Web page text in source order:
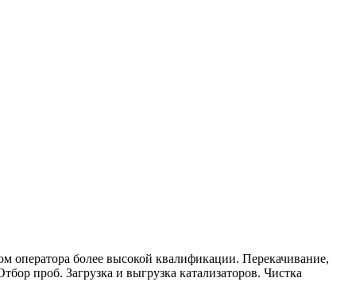
оператора более высокой квалификации. Перекачивание,
проб. Загрузка и выгрузка катализаторов. Чистка